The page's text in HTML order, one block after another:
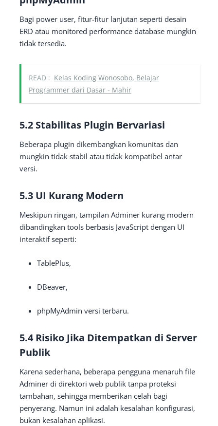
Bagi power user, fitur-fitur lanjutan seperti desain
ERD atau monitored performance database mungkin
tidak tersedia.
READ : Kelas Koding Wonosobo, Belajar
Programmer dari Dasar - Mahir
5.2 Stabilitas Plugin Bervariasi
Beberapa plugin dikembangkan komunitas dan
mungkin tidak stabil atau tidak kompatibel antar
versi.
5.3 UI Kurang Modern
Meskipun ringan, tampilan Adminer kurang modern
dibandingkan tools berbasis JavaScript dengan UI
interaktif seperti:
TablePlus,
DBeaver,
phpMyAdmin versi terbaru.
5.4 Risiko Jika Ditempatkan di Server
Publik
Karena sederhana, beberapa pengguna menaruh file
Adminer di direktori web publik tanpa proteksi
tambahan, sehingga memberikan celah bagi
penyerang. Namun ini adalah kesalahan konfigurasi,
bukan kesalahan aplikasi.